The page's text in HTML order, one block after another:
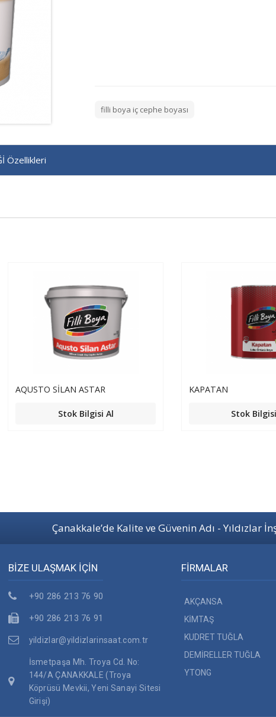
filli boya iç cephe boyası
Özellikleri
AQUSTO SİLAN ASTAR
Stok Bilgisi Al
KAPATAN
Stok
Çanakkale’de Kalite ve Güvenin Adı - Yıldızlar
BİZE ULAŞMAK İÇİN
+90 286 213 76 90
+90 286 213 76 91
yildizlar@yildizlarinsaat.com.tr
İsmetpaşa Mh. Troya Cd. No:
144/A ÇANAKKALE (Troya
Köprüsü Mevkii, Yeni Sanayi Sitesi
Girişi)
FİRMALAR
AKÇANSA
KİMTAŞ
KUDRET TUĞLA
DEMİRELLER TUĞLA
YTONG